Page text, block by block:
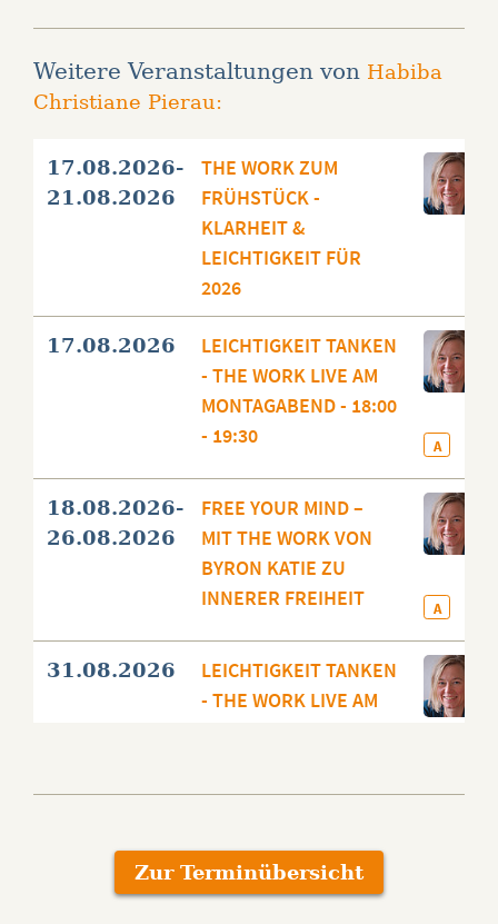
Weitere Veranstaltungen von Habiba
Christiane Pierau:
17.08.2026-
21.08.2026
THE WORK ZUM
FRÜHSTÜCK -
KLARHEIT &
LEICHTIGKEIT FÜR
2026
17.08.2026
LEICHTIGKEIT TANKEN
- THE WORK LIVE AM
MONTAGABEND - 18:00
- 19:30
A
18.08.2026-
26.08.2026
FREE YOUR MIND –
MIT THE WORK VON
BYRON KATIE ZU
INNERER FREIHEIT
A
31.08.2026
LEICHTIGKEIT TANKEN
- THE WORK LIVE AM
30.09.2026
COACH:IN FÜR THE
WORK - TEIL 2- 2026-
Zur Terminübersicht